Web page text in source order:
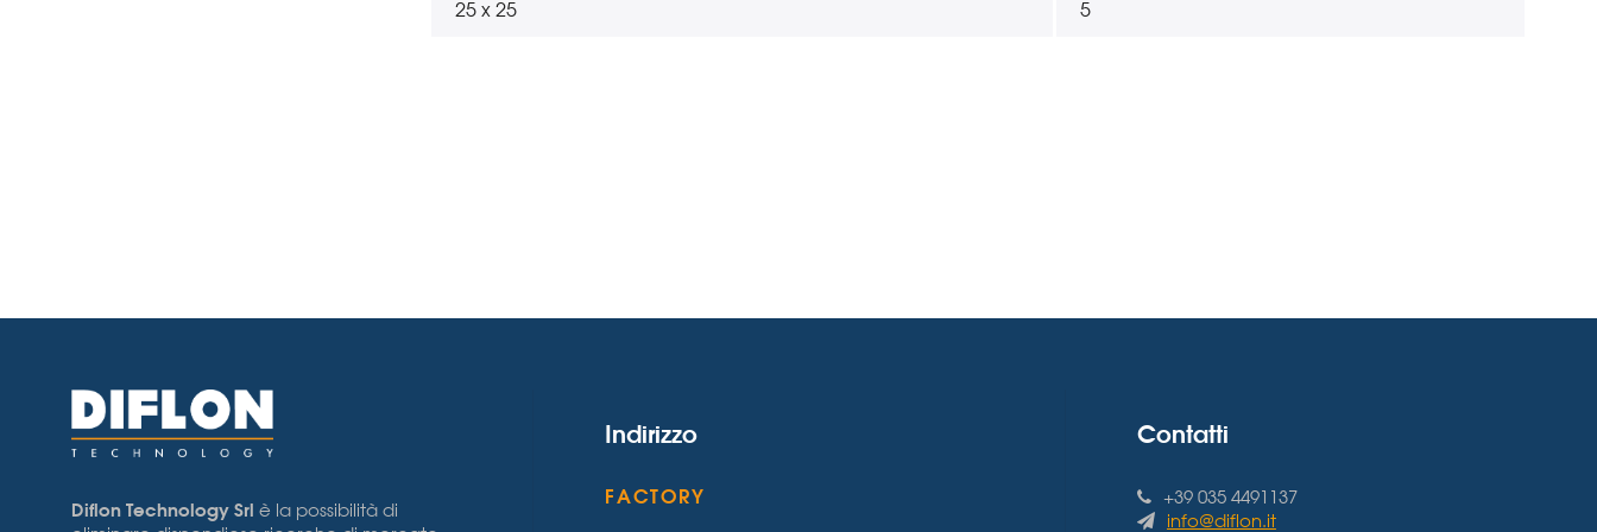
25 x 25 5
Diflon Technology Srl è la possibilità di
Indirizzo
FACTORY
Contatti
+39 035 4491137
info@diflon.it